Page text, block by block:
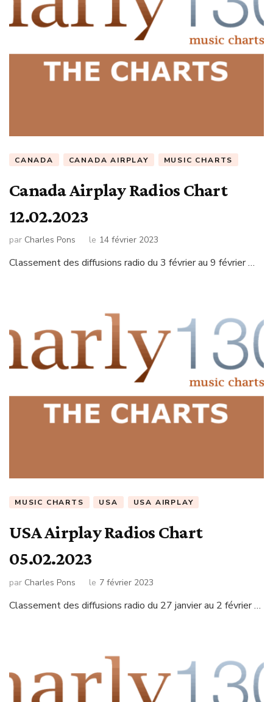
CANADA CANADA AIRPLAY MUSIC CHARTS
Canada Airplay Radios Chart
12.02.2023
par Charles Pons le 14 février 2023
Classement des diffusions radio du 3 février au 9 février …
MUSIC CHARTS USA USA AIRPLAY
USA Airplay Radios Chart
05.02.2023
par Charles Pons le 7 février 2023
Classement des diffusions radio du 27 janvier au 2 février …